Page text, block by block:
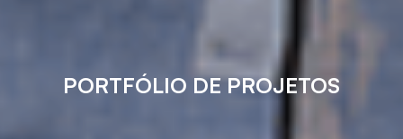
PORTFÓLIO DE PROJETOS